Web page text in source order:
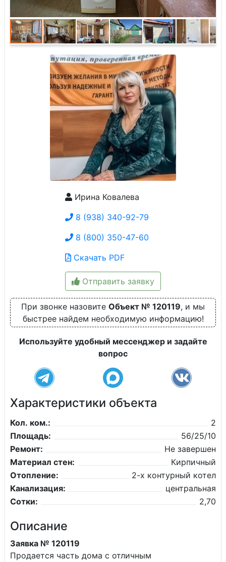
Ирина Ковалева
8 (938) 340-92-79
8 (800) 350-47-60
Скачать PDF
Отправить заявку
При звонке назовите Объект № 120119, и мы
быстрее найдем необходимую информацию!
Используйте удобный мессенджер и задайте
вопрос
Характеристики объекта
Кол. ком.:
2
Площадь:
56/25/10
Ремонт:
Не завершен
Материал стен:
Кирпичный
Отопление:
2-х контурный котел
Канализация:
центральная
Сотки:
2,70
Описание
Заявка № 120119
Продается часть дома с отличным